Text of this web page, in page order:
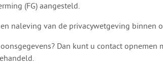
(FG) aangesteld.
naleving van de privacywetgeving binnen
Dan kunt u contact opnemen